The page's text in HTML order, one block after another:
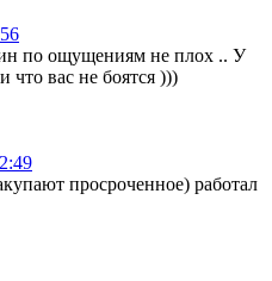
по ощущениям не плох .. У
что вас не боятся )))
просроченное) работал